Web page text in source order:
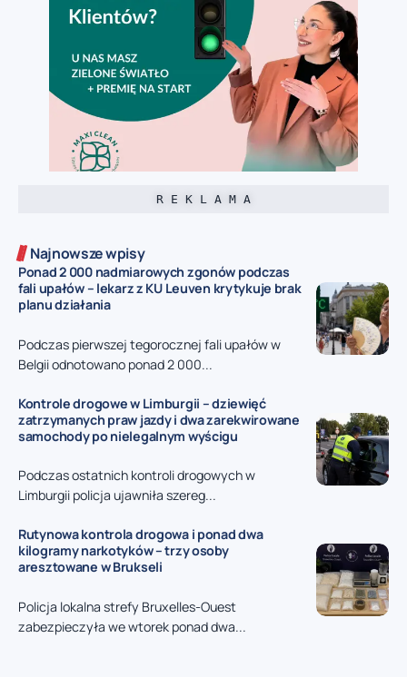
R E K L A M A
Najnowsze wpisy
Ponad 2 000 nadmiarowych zgonów podczas
fali upałów – lekarz z KU Leuven krytykuje brak
planu działania
Podczas pierwszej tegorocznej fali upałów w
Belgii odnotowano ponad 2 000...
Kontrole drogowe w Limburgii – dziewięć
zatrzymanych praw jazdy i dwa zarekwirowane
samochody po nielegalnym wyścigu
Podczas ostatnich kontroli drogowych w
Limburgii policja ujawniła szereg...
Rutynowa kontrola drogowa i ponad dwa
kilogramy narkotyków – trzy osoby
aresztowane w Brukseli
Policja lokalna strefy Bruxelles-Ouest
zabezpieczyła we wtorek ponad dwa...